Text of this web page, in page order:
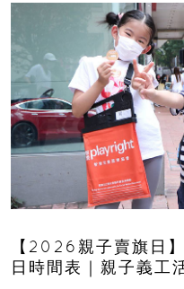
【2026親子賣旗日
日時間表｜親子義工